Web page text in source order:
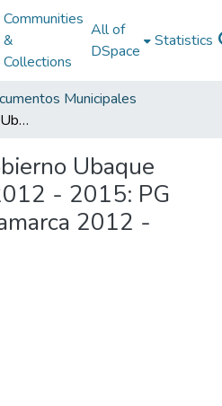
Communities
&
Collections
All of
DSpace
Statistics
Municipales
Programa de Gobierno Ubaque Cundinamarca 2012 - 2015: PG Ubaque Cundinamarca 2012 - 2015
Ubaque
- 2015: PG
2012 -